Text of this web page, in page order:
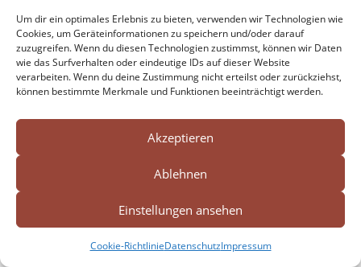
Um dir ein optimales Erlebnis zu bieten, verwenden wir Technologien wie
Cookies, um Geräteinformationen zu speichern und/oder darauf
zuzugreifen. Wenn du diesen Technologien zustimmst, können wir Daten
wie das Surfverhalten oder eindeutige IDs auf dieser Website
verarbeiten. Wenn du deine Zustimmung nicht erteilst oder zurückziehst,
können bestimmte Merkmale und Funktionen beeinträchtigt werden.
Akzeptieren
Ablehnen
Einstellungen ansehen
Cookie-RichtlinieDatenschutzImpressum
naumann@my-gsb.org
Search
for:
Search Button
   
Impressum
Datenschutz
Cookie-Richtlinie (EU)